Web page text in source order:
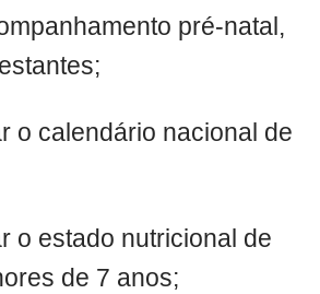
pré-natal,
o calendário nacional de
o estado nutricional de
de 7 anos;